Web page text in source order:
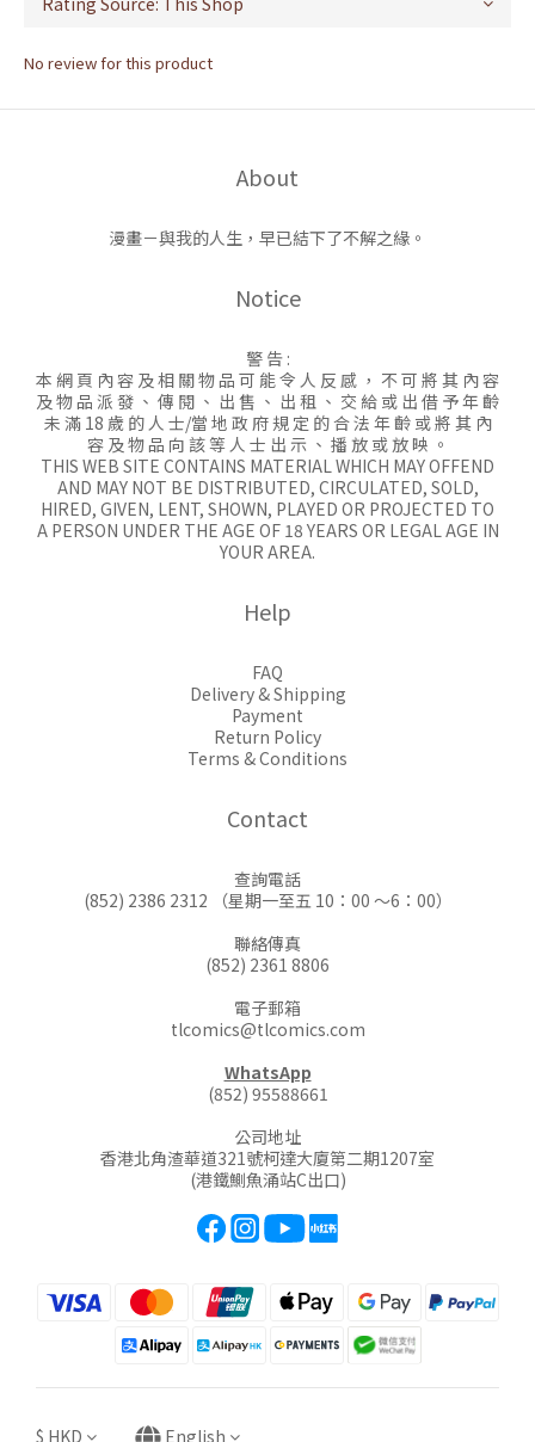
No review for this product
About
漫畫－與我的人生，早已結下了不解之緣。
Notice
警 告 :
本 網 頁 內 容 及 相 關 物 品 可 能 令 人 反 感 ， 不 可 將 其 內 容
及 物 品 派 發 、 傳 閱 、 出 售 、 出 租 、 交 給 或 出 借 予 年 齡
未 滿 18 歲 的 人 士/當 地 政 府 規 定 的 合 法 年 齡 或 將 其 內
容 及 物 品 向 該 等 人 士 出 示 、 播 放 或 放 映 。
THIS WEB SITE CONTAINS MATERIAL WHICH MAY OFFEND
AND MAY NOT BE DISTRIBUTED, CIRCULATED, SOLD,
HIRED, GIVEN, LENT, SHOWN, PLAYED OR PROJECTED TO
A PERSON UNDER THE AGE OF 18 YEARS OR LEGAL AGE IN
YOUR AREA.
Help
FAQ
Delivery & Shipping
Payment
Return Policy
Terms & Conditions
Contact
查詢電話
(852) 2386 2312 （星期一至五 10：00 ～6：00）
聯絡傳真
(852) 2361 8806
電子郵箱
tlcomics@tlcomics.com
WhatsApp
(852) 95588661
公司地址
香港北角渣華道321號柯達大廈第二期1207室
(港鐵鰂魚涌站C出口)
$ HKD English